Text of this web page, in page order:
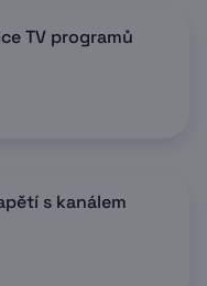
TV programů
s kanálem